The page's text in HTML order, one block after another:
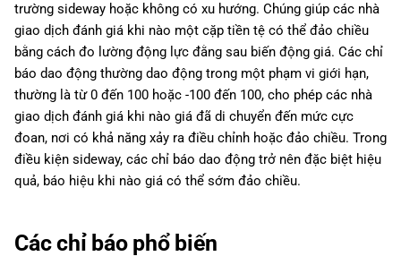
Tiếng Việt
한국어
中文
日本語
Deutsch
z
i
n
s
r
trường sideway hoặc không có xu hướng. Chúng giúp các nhà
giao dịch đánh giá khi nào một cặp tiền tệ có thể đảo chiều
bằng cách đo lường động lực đằng sau biến động giá. Các chỉ
báo dao động thường dao động trong một phạm vi giới hạn,
thường là từ 0 đến 100 hoặc -100 đến 100, cho phép các nhà
giao dịch đánh giá khi nào giá đã di chuyển đến mức cực
đoan, nơi có khả năng xảy ra điều chỉnh hoặc đảo chiều. Trong
điều kiện sideway, các chỉ báo dao động trở nên đặc biệt hiệu
quả, báo hiệu khi nào giá có thể sớm đảo chiều.
Các chỉ báo phổ biến